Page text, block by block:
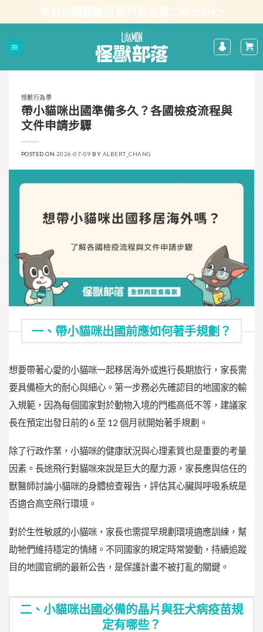
怪獸行為學
帶小貓咪出國準備多久？各國檢疫流程與
文件申請步驟
POSTED ON 2026-07-09 BY ALBERT_CHANG
一、帶小貓咪出國前應如何著手規劃？
想要帶著心愛的小貓咪一起移居海外或進行長期旅行，家長需
要具備極大的耐心與細心。第一步務必先確認目的地國家的輸
入規範，因為每個國家對於動物入境的門檻高低不等，建議家
長在預定出發日前的 6 至 12 個月就開始著手規劃。
除了行政作業，小貓咪的健康狀況與心理素質也是重要的考量
因素。長途飛行對貓咪來說是巨大的壓力源，家長應與信任的
獸醫師討論小貓咪的身體檢查報告，評估其心臟與呼吸系統是
否適合高空飛行環境。
對於生性敏感的小貓咪，家長也需提早規劃環境適應訓練，幫
助牠們維持穩定的情緒。不同國家的規定時常變動，持續追蹤
目的地國官網的最新公告，是保護計畫不被打亂的關鍵。
二、小貓咪出國必備的晶片與狂犬病疫苗規
定有哪些？